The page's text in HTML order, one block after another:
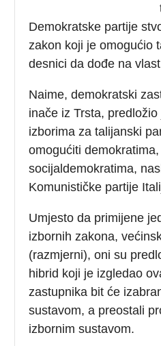
Demokratske partije
zakon koji je omogućio
desnici da dođe na
Naime, demokratski
inače iz Trsta,
izborima za talijanski
omogućiti
socijaldemokratima,
Komunističke partije
Umjesto da primijene
izbornih zakona,
(razmjerni), oni su
hibrid koji je izgledao
zastupnika bit će
sustavom, a preostali
izbornim sustavom.